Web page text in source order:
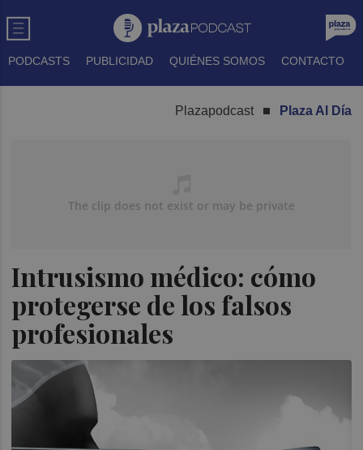
PODCASTS PUBLICIDAD QUIÉNES SOMOS CONTACTO
Plazapodcast Plaza Al Día
Intrusismo médico: cómo
protegerse de los falsos
profesionales